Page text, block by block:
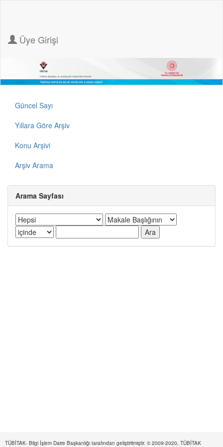
Üye Girişi
Güncel Sayı
Yıllara Göre Arşiv
Konu Arşivi
Arşiv Arama
Arama Sayfası
TÜBİTAK- Bilgi İşlem Daire Başkanlığı tarafından geliştirilmiştir. © 2009-2020, TÜBİTAK